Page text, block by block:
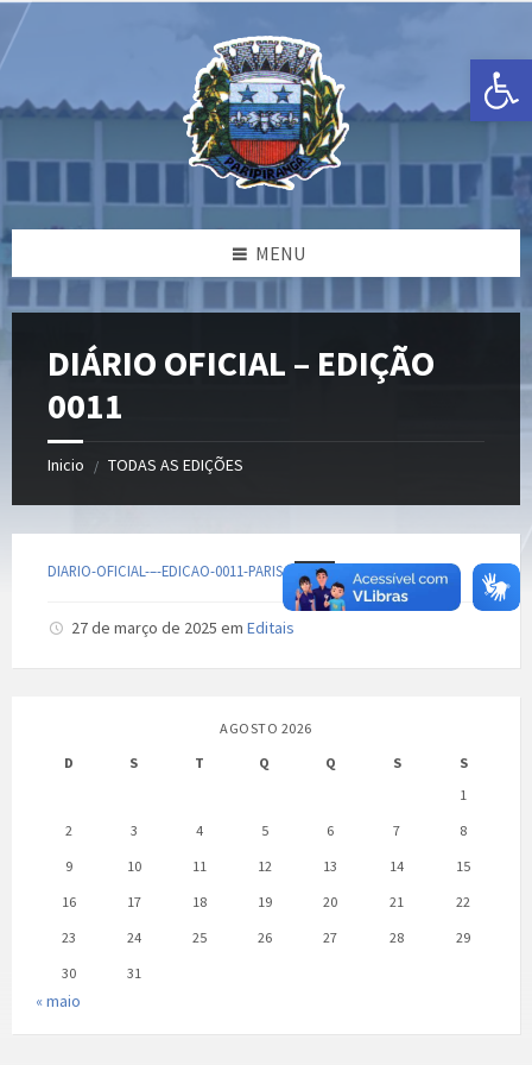
Open toolbar
Ir
para
o
conteúdo
Pular
para
a
barra
lateral
esquerda
Pular
para
o
rodapé
MENU
DIÁRIO OFICIAL – EDIÇÃO
0011
Inicio / TODAS AS EDIÇÕES
DIARIO-OFICIAL-–-EDICAO-0011-PARIS Baixar
27 de março de 2025 em Editais
AGOSTO 2026
D
S T Q Q S
S
1
2
3 4 5 6 7
8
9
10 11 12 13 14
15
16
17 18 19 20 21
22
23
24 25 26 27 28
29
30
31
« maio